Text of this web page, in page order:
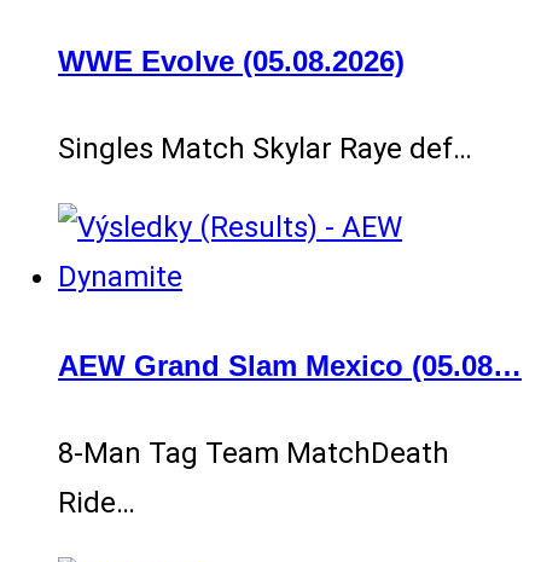
WWE Evolve (05.08.2026)
Singles Match Skylar Raye def…
AEW Grand Slam Mexico (05.08…
8-Man Tag Team MatchDeath
Ride…